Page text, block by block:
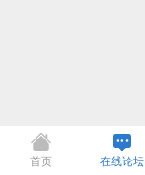
首页 在线论坛